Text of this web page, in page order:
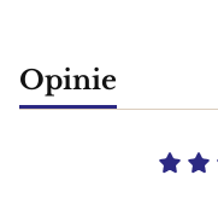
Opinie